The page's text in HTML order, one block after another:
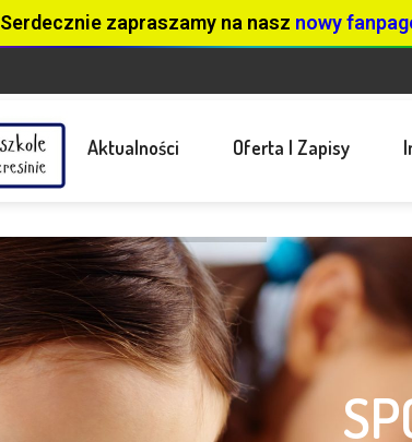
Serdecznie zapraszamy na nasz nowy
Aktualności Oferta I Zapisy